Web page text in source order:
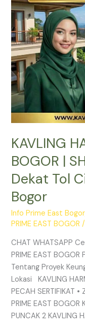
KAVLING
BOGOR |
Dekat Tol
Bogor
Info Prime East Bogor
PRIME EAST BOGOR
CHAT WHATSAPP
PRIME EAST BOGOR
Tentang Proyek
Lokasi KAVLING
PECAH SERTIFIKAT
PRIME EAST BOGOR
PUNCAK 2 KAVLING
Pecah
Sertifikat
|
Dekat
Tol
Citeureup
–
Puncak
2